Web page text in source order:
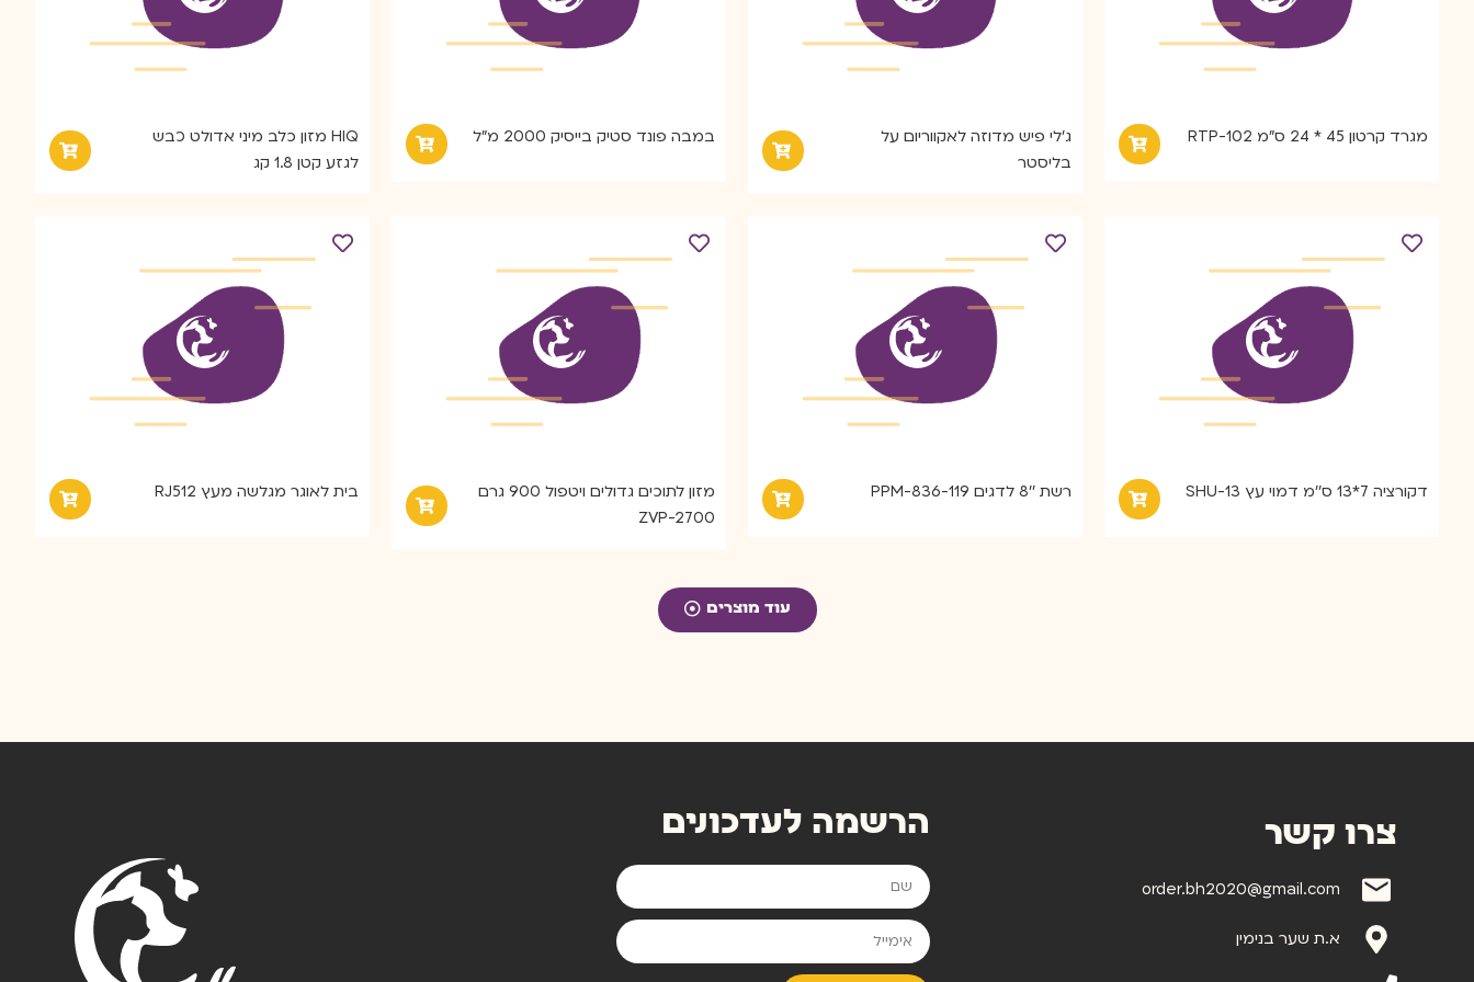
מגרד קרטון 45 * 24 ס"מ RTP-102
ג'לי פיש מדוזה לאקווריום על
בליסטר
במבה פונד סטיק בייסיק 2000 מ"ל
HIQ מזון כלב מיני אדולט כבש
לגזע קטן 1.8 קג
דקורציה 7*13 ס''מ דמוי עץ SHU-13 רשת ''8 לדגים PPM-836-119
מזון לתוכים גדולים ויטפול 900 גרם
ZVP-2700
בית לאוגר מגלשה מעץ RJ512
עוד מוצרים
צרו קשר
order.bh2020@gmail.com
א.ת שער בנימין
הרשמה לעדכונים